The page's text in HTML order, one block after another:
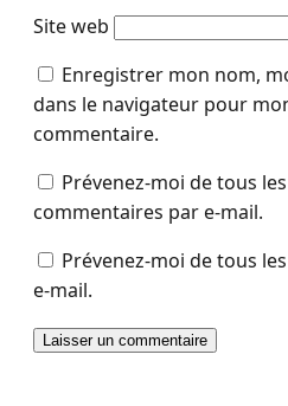
Site web
Enregistrer mon nom,
dans le navigateur pour
commentaire.
Prévenez-moi de tous
commentaires par e-mail.
Prévenez-moi de tous
e-mail.